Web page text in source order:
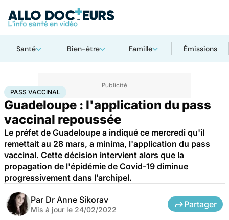
Santé Bien-être Famille Émissions
AccueilSantéPass vaccinal
PASS VACCINAL
Guadeloupe : l'application du pass
vaccinal repoussée
Le préfet de Guadeloupe a indiqué ce mercredi qu'il
remettait au 28 mars, a minima, l'application du pass
vaccinal. Cette décision intervient alors que la
propagation de l'épidémie de Covid-19 diminue
progressivement dans l’archipel.
Par Dr Anne Sikorav
Mis à jour le 24/02/2022
Partager